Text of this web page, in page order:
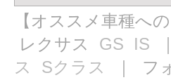
【オススメ車種へ
レクサス GS IS
ス
Sクラス ｜ フ